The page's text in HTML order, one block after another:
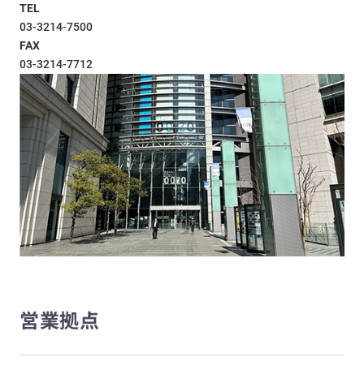
TEL
03-3214-7500
FAX
03-3214-7712
営業拠点